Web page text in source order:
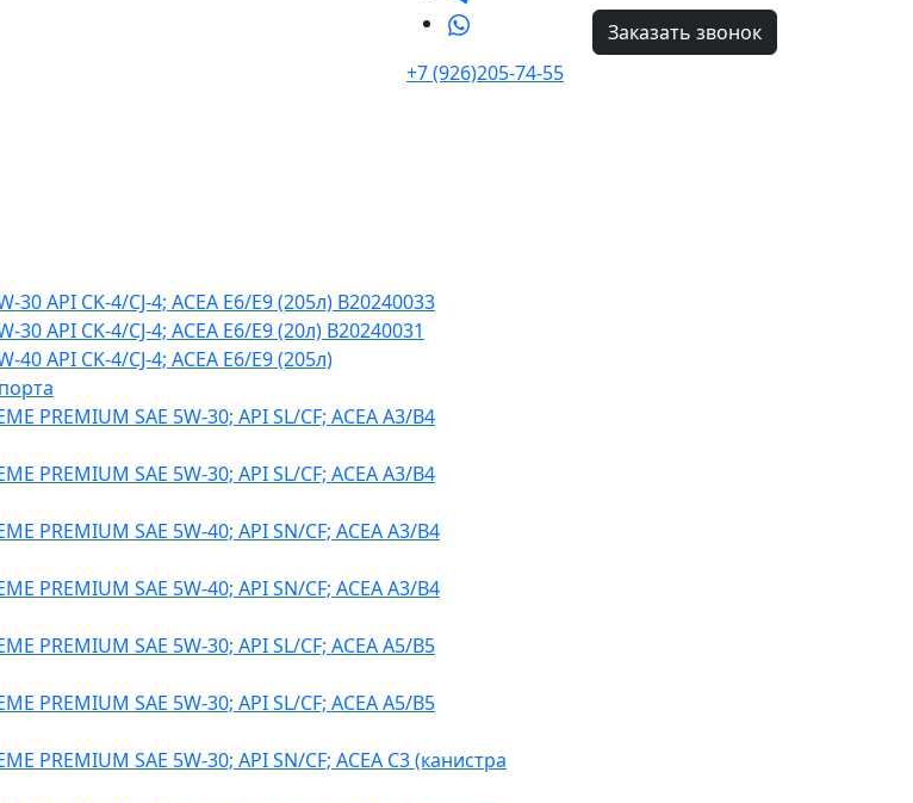
+7 (926)205-74-55
Заказать звонок
30 API CK-4/CJ-4; ACEA E6/E9 (205л) B20240033
30 API CK-4/CJ-4; ACEA E6/E9 (20л) B20240031
40 API CK-4/CJ-4; ACEA E6/E9 (205л)
PREMIUM SAE 5W-30; API SL/CF; ACEA A3/B4
PREMIUM SAE 5W-30; API SL/CF; ACEA A3/B4
PREMIUM SAE 5W-40; API SN/CF; ACEA A3/B4
PREMIUM SAE 5W-40; API SN/CF; ACEA A3/B4
PREMIUM SAE 5W-30; API SL/CF; ACEA A5/B5
PREMIUM SAE 5W-30; API SL/CF; ACEA A5/B5
PREMIUM SAE 5W-30; API SN/CF; ACEA C3 (канистра